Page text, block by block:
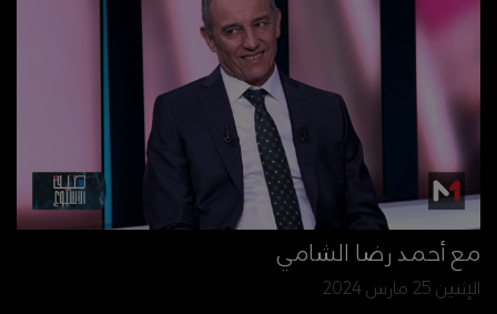
مع أحمد رضا الشامي
الإثنين 25 مارس 2024